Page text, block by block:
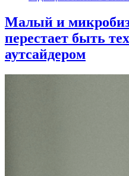
Малый и
перестает быть
аутсайдером